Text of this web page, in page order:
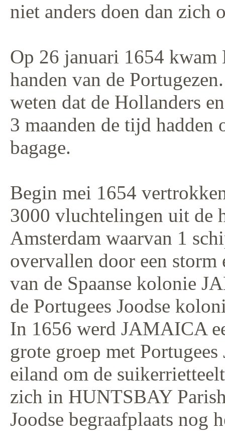
niet anders doen dan zich
Op 26 januari 1654
handen van de
weten dat de Hollanders
3 maanden de tijd hadden
bagage.
Begin mei 1654
3000 vluchtelingen uit de
Amsterdam waarvan 1
overvallen door een storm
van de Spaanse kolonie
de Portugees Joodse
In 1656 werd JAMAICA
grote groep met
eiland om de
zich in HUNTSBAY
Joodse begraafplaats nog